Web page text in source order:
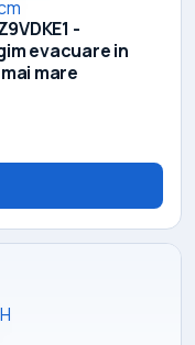
-
evacuare in
mare